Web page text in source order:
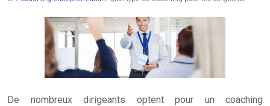
De nombreux dirigeants optent pour un coaching